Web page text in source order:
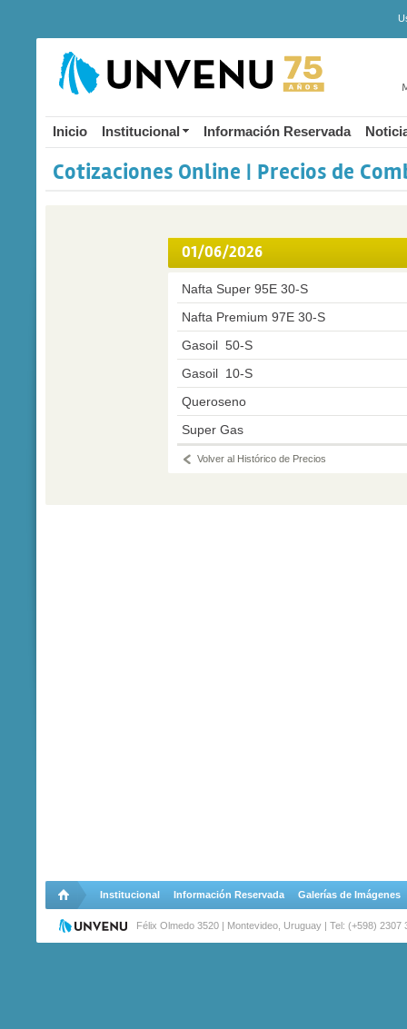
Inicio Institucional Información Reservada
Cotizaciones Online | Precios de
01/06/2026
Nafta Super 95E 30-S
Nafta Premium 97E 30-S
Gasoil 50-S
Gasoil 10-S
Queroseno
Super Gas
Volver al Histórico de Precios
Institucional Información Reservada Galerías de Imágenes
Félix Olmedo 3520 | Montevideo, Uruguay | Tel: (+598)